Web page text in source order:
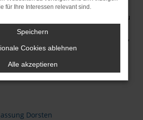
Škoda Tageszulassung zu einem
werden kann, ohne dass es zu
kommt. Ihre Mobilität in
Weise so hochwertig und bequem,
und selbstverständlich
noch keinen Kilometer
Dorsten
für Ihre Interessen relevant sind.
Speichern
Cookies ablehnen
Alle akzeptieren